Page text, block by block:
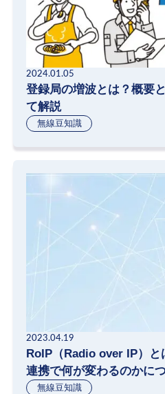
2024.01.05
登録局の増波とは？概要
て解説
無線豆知識
2023.04.19
RoIP（Radio over IP）と
連携で何が変わるのかに
無線豆知識